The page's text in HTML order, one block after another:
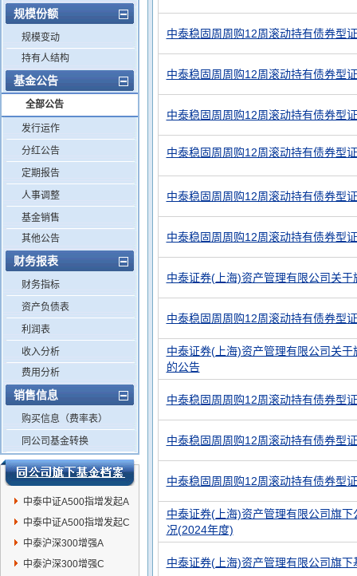
规模份额
规模变动
持有人结构
基金公告
全部公告
发行运作
分红公告
定期报告
人事调整
基金销售
其他公告
财务报表
财务指标
资产负债表
利润表
收入分析
费用分析
销售信息
购买信息（费率表）
同公司基金转换
中泰中证A500指增发起A
中泰中证A500指增发起C
中泰沪深300增强A
中泰沪深300增强C
中泰稳固周周购12周滚动持有债券型
中泰稳固周周购12周滚动持有债券型
中泰稳固周周购12周滚动持有债券型
中泰稳固周周购12周滚动持有债券型
中泰稳固周周购12周滚动持有债券型
中泰稳固周周购12周滚动持有债券型
中泰证券(上海)资产管理有限公司关
中泰稳固周周购12周滚动持有债券型
中泰证券(上海)资产管理有限公司关
的公告
中泰稳固周周购12周滚动持有债券型
中泰稳固周周购12周滚动持有债券型
中泰稳固周周购12周滚动持有债券型
中泰证券(上海)资产管理有限公司旗
况(2024年度)
中泰证券(上海)资产管理有限公司旗